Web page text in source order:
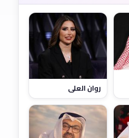
روان العلي